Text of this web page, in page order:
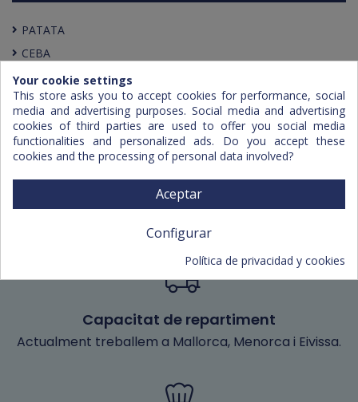
PATATA
CEBA
PASTANAGA
ALLS
HORTALISSES VÀRIES
Capacitat de repartiment
Actualment treballem a Mallorca, Menorca i Eivissa.
Your cookie settings
This store asks you to accept cookies for performance, social
media and advertising purposes. Social media and advertising
cookies of third parties are used to offer you social media
functionalities and personalized ads. Do you accept these
cookies and the processing of personal data involved?
Aceptar
Configurar
Política de privacidad y cookies